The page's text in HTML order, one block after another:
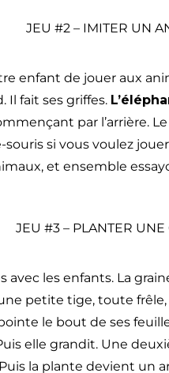
JEU #2 – IMITER UN
enfant de jouer aux
Il fait ses griffes.
par l’arrière. Le
si vous voulez
et ensemble
JEU #3 – PLANTER UNE
avec les enfants. La
petite tige, toute
le bout de ses
elle grandit. Une
la plante devient un